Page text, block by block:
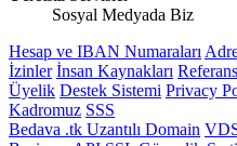
Sosyal Medyada Biz
Hesap ve IBAN Numaraları
İzinler İnsan Kaynakları
Üyelik Destek Sistemi Privacy
Kadromuz SSS
Bedava .tk Uzantılı Domain